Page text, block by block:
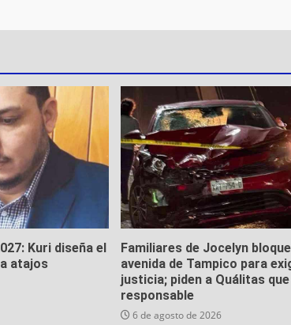
Kuri diseña el
atajos
Familiares de Jocelyn
avenida de Tampico para
justicia; piden a Quálitas
responsable
6 de agosto de 2026